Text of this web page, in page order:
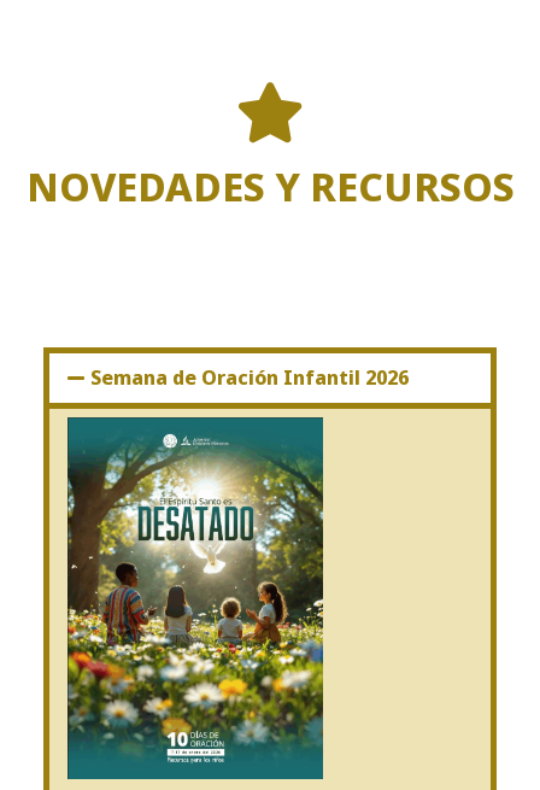
NOVEDADES Y RECURSOS
Semana de Oración Infantil 2026